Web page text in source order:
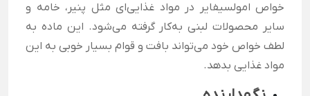
خواص امولسیفایر در مواد غذایی‌ای مثل پنیر، خامه و
سایر محصولات لبنی به‌کار گرفته می‌شود. این ماده به
لطف خواص خود می‌تواند بافت و قوام بسیار خوبی به این
مواد غذایی بدهد.